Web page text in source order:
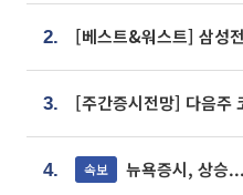
2.
3.
4. 속보 뉴욕증시, 상승